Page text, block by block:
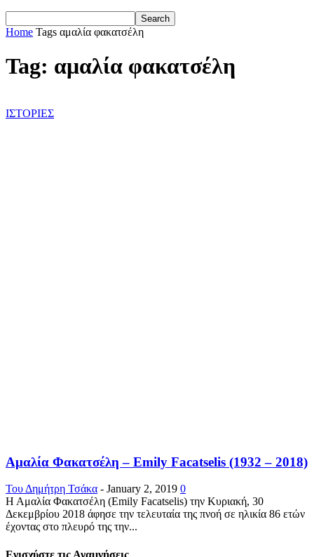
Home Tags αμαλία φακατσέλη
Tag: αμαλία φακατσέλη
ΙΣΤΟΡΙΕΣ
Αμαλία Φακατσέλη – Emily Facatselis (1932 – 2018)
Του Δημήτρη Τσάκα - January 2, 2019 0
Η Αμαλία Φακατσέλη (Emily Facatselis) την Κυριακή, 30
Δεκεμβρίου 2018 άφησε την τελευταία της πνοή σε ηλικία 86 ετών
έχοντας στο πλευρό της την...
Ενισχύστε τις Αναμνήσεις